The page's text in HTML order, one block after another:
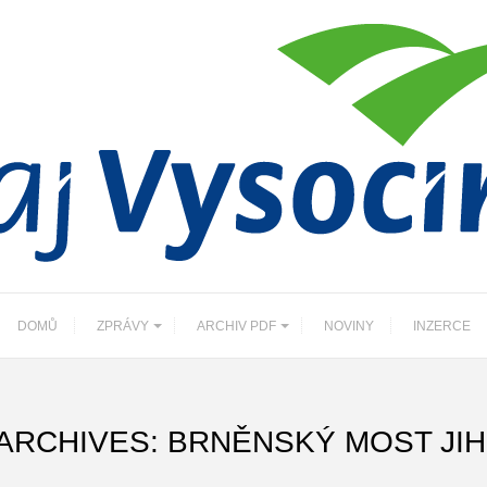
DOMŮ ZPRÁVY ARCHIV PDF NOVINY INZERCE
BRNĚNSKÝ MOST